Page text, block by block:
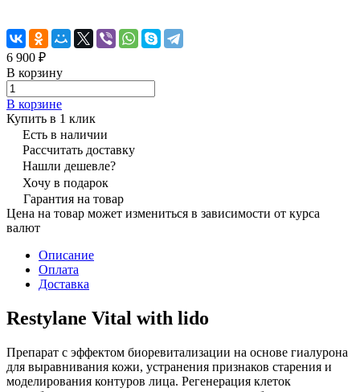
6 900 ₽
В корзину
В корзине
Купить в 1 клик
Есть в наличии
Рассчитать доставку
Нашли дешевле?
Хочу в подарок
Гарантия на товар
Цена на товар может измениться в зависимости от курса
валют
Описание
Оплата
Доставка
Restylane Vital with lido
Препарат с эффектом биоревитализации на основе гиалурона
для выравнивания кожи, устранения признаков старения и
моделирования контуров лица. Регенерация клеток